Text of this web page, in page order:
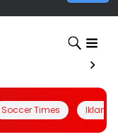
Soccer Times Iklanin